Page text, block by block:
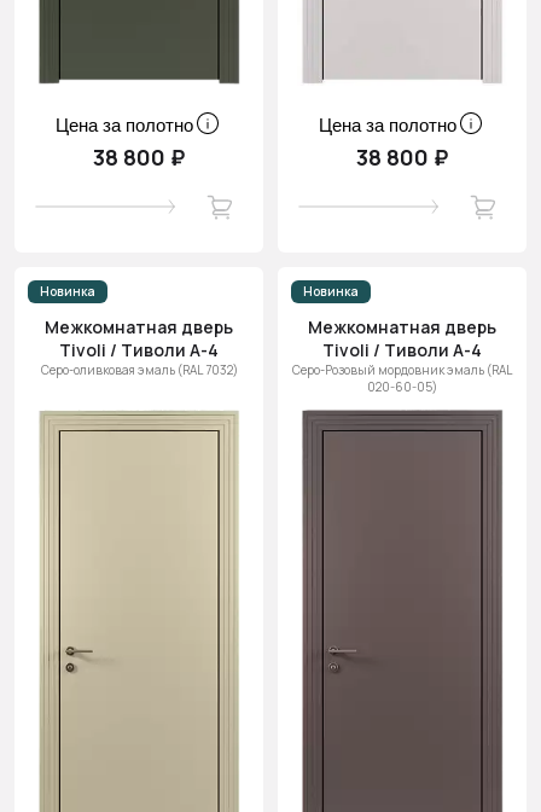
Цена за полотно
38 800 ₽
Цена за полотно
38 800 ₽
Новинка
Межкомнатная дверь
Tivoli / Тиволи А-4
Серо-оливковая эмаль (RAL 7032)
Новинка
Межкомнатная дверь
Tivoli / Тиволи А-4
Серо-Розовый мордовник эмаль (RAL
020-60-05)